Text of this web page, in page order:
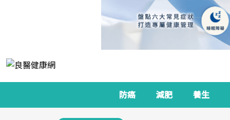
防癌 減肥 養生